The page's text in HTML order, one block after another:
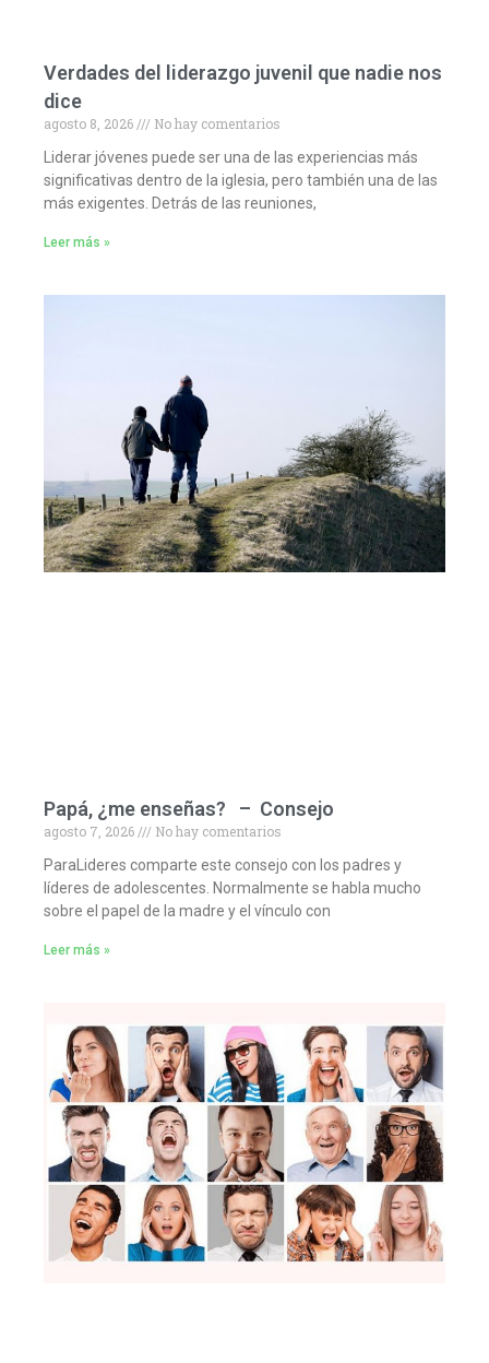
Verdades del liderazgo juvenil que nadie nos
dice
agosto 8, 2026
No hay comentarios
Liderar jóvenes puede ser una de las experiencias más
significativas dentro de la iglesia, pero también una de las
más exigentes. Detrás de las reuniones,
Leer más »
Papá, ¿me enseñas? – Consejo
agosto 7, 2026
No hay comentarios
ParaLideres comparte este consejo con los padres y
líderes de adolescentes. Normalmente se habla mucho
sobre el papel de la madre y el vínculo con
Leer más »